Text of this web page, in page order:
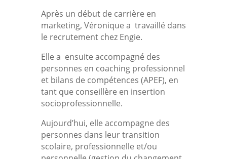
Après un début de carrière en
marketing, Véronique a travaillé dans
le recrutement chez Engie.
Elle a ensuite accompagné des
personnes en coaching professionnel
et bilans de compétences (APEF), en
tant que conseillère en insertion
socioprofessionnelle.
Aujourd’hui, elle accompagne des
personnes dans leur transition
scolaire, professionnelle et/ou